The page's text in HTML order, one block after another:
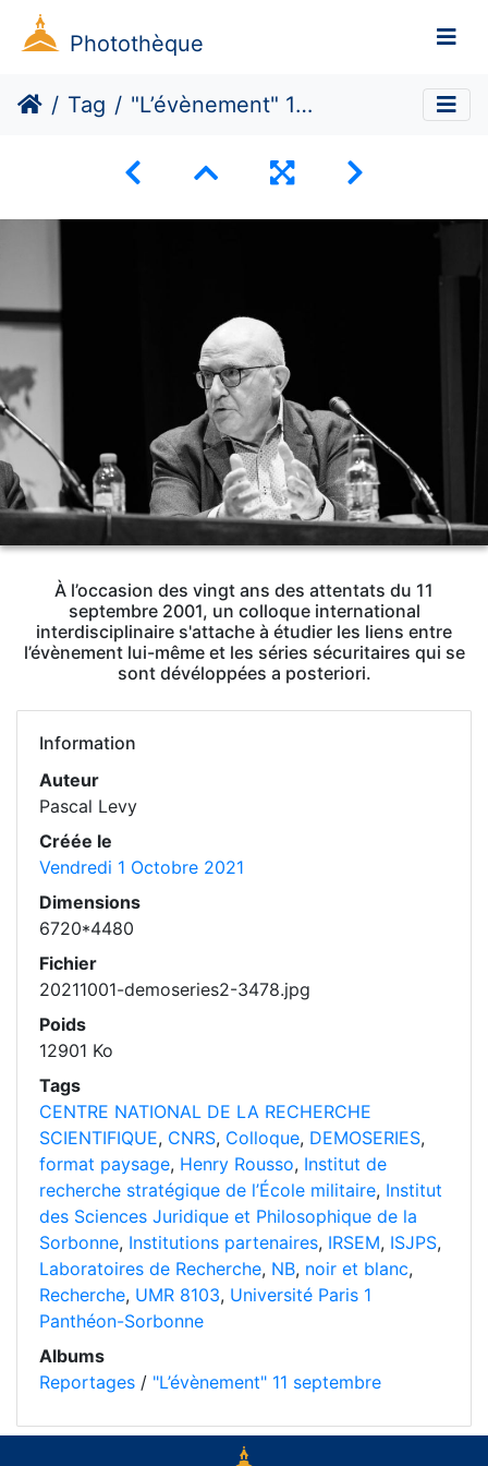
Photothèque
Tag "L’évènement" 11 septembre
À l’occasion des vingt ans des attentats du 11
septembre 2001, un colloque international
interdisciplinaire s'attache à étudier les liens entre
l’évènement lui-même et les séries sécuritaires qui se
sont dévéloppées a posteriori.
Information
Auteur
Pascal Levy
Créée le
Vendredi 1 Octobre 2021
Dimensions
6720*4480
Fichier
20211001-demoseries2-3478.jpg
Poids
12901 Ko
Tags
CENTRE NATIONAL DE LA RECHERCHE
SCIENTIFIQUE, CNRS, Colloque, DEMOSERIES,
format paysage, Henry Rousso, Institut de
recherche stratégique de l’École militaire, Institut
des Sciences Juridique et Philosophique de la
Sorbonne, Institutions partenaires, IRSEM, ISJPS,
Laboratoires de Recherche, NB, noir et blanc,
Recherche, UMR 8103, Université Paris 1
Panthéon-Sorbonne
Albums
Reportages / "L’évènement" 11 septembre